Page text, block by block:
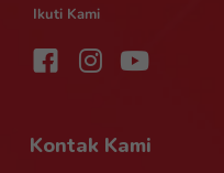
Ikuti Kami
I
t
Y
t
Kontak Kami